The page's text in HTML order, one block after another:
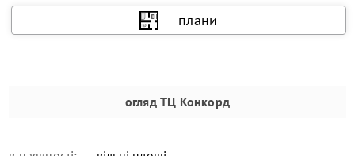
плани
оглядТЦ Конкорд